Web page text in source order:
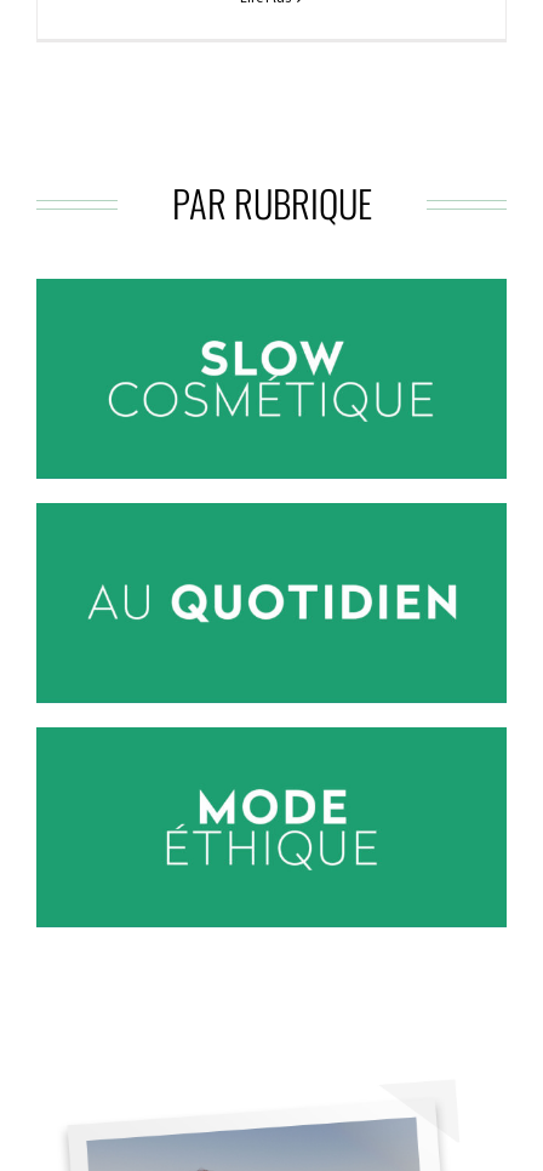
PAR RUBRIQUE